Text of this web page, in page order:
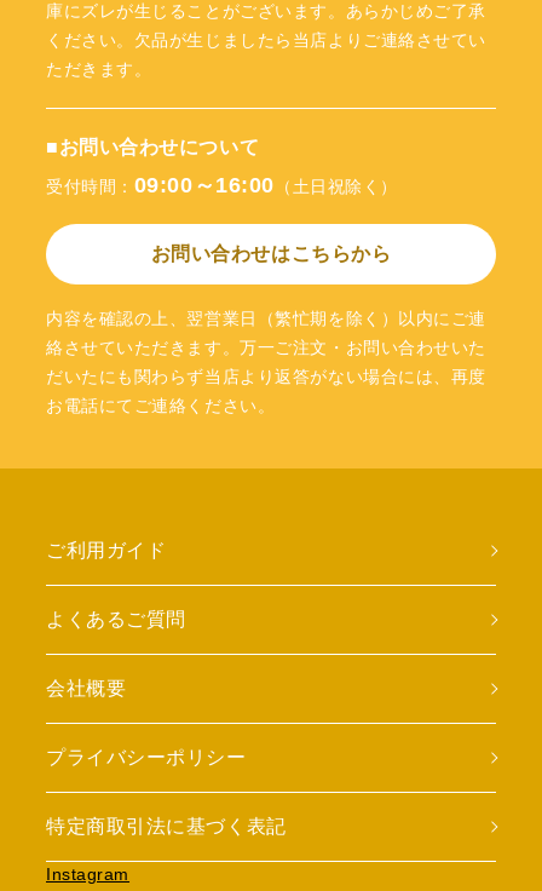
庫にズレが生じることがございます。あらかじめご了承
ください。欠品が生じましたら当店よりご連絡させてい
ただきます。
■お問い合わせについて
受付時間： 09:00～16:00 （土日祝除く）
お問い合わせはこちらから
内容を確認の上、翌営業日（繁忙期を除く）以内にご連
絡させていただきます。万一ご注文・お問い合わせいた
だいたにも関わらず当店より返答がない場合には、再度
お電話にてご連絡ください。
ご利用ガイド
よくあるご質問
会社概要
プライバシーポリシー
特定商取引法に基づく表記
Instagram